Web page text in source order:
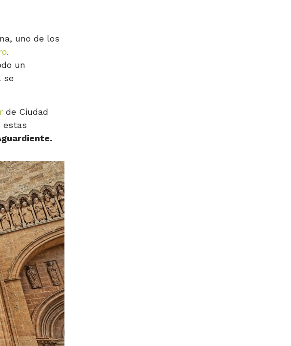
uno de los
.
un
se
de Ciudad
estas